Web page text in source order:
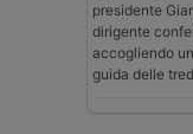
presidente
dirigente
accogliendo
guida delle